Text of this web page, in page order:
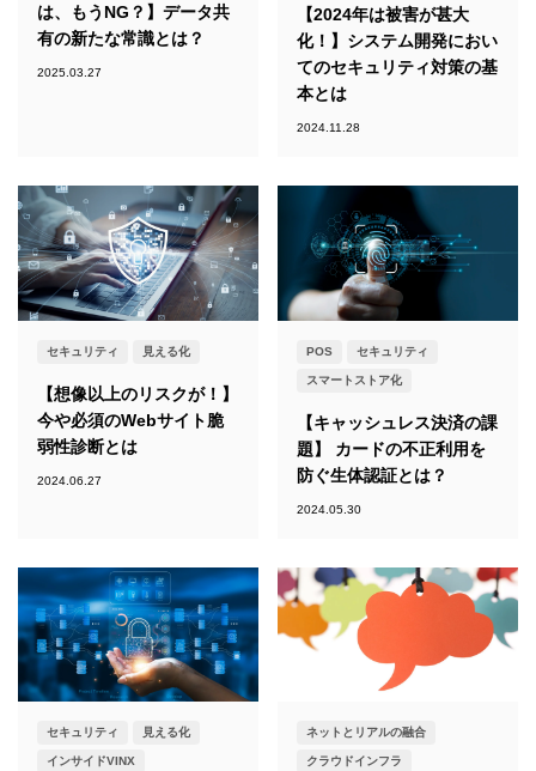
は、もうNG？】データ共
有の新たな常識とは？
2025.03.27
【2024年は被害が甚大
化！】システム開発におい
てのセキュリティ対策の基
本とは
2024.11.28
セキュリティ 見える化
【想像以上のリスクが！】
今や必須のWebサイト脆
弱性診断とは
2024.06.27
POS セキュリティ
スマートストア化
【キャッシュレス決済の課
題】 カードの不正利用を
防ぐ生体認証とは？
2024.05.30
セキュリティ 見える化
インサイドVINX
ネットとリアルの融合
クラウドインフラ